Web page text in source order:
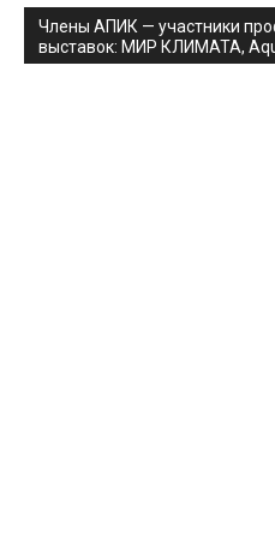
Члены АПИК — участники
выставок: МИР КЛИМАТА,